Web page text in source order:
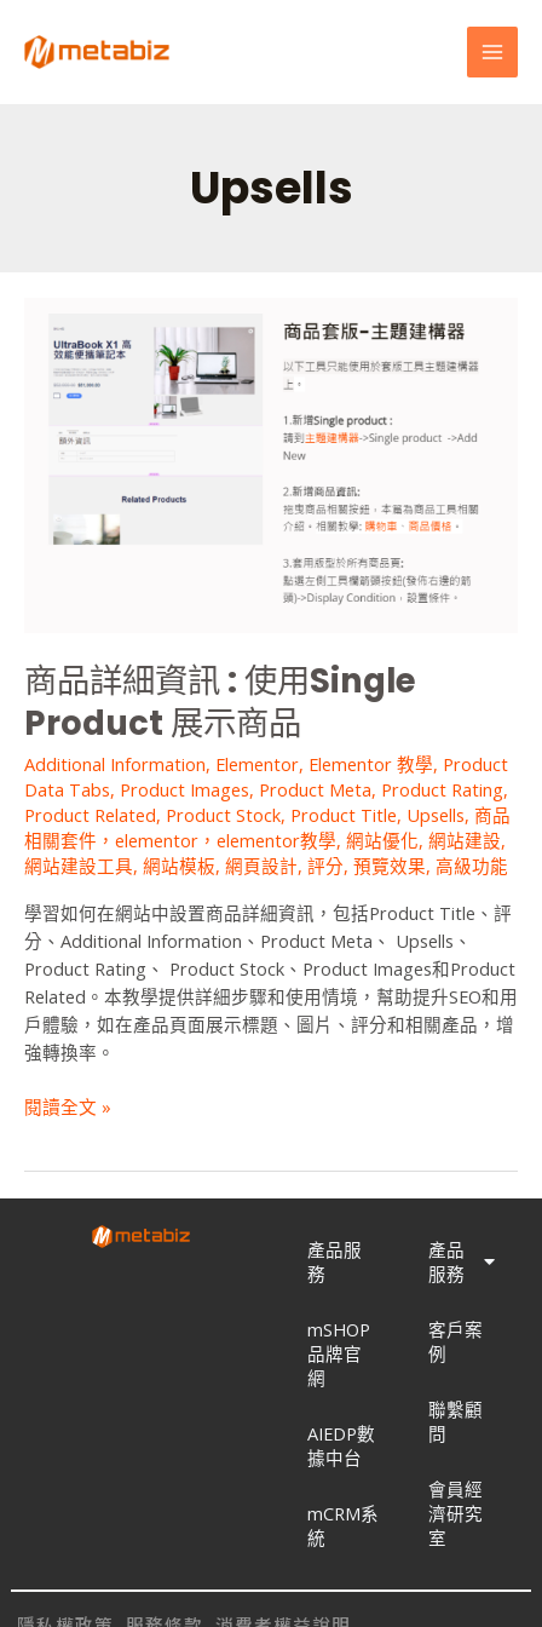
Upsells
商品詳細資訊 : 使用Single
Product 展示商品
Additional Information, Elementor, Elementor 教學, Product
Data Tabs, Product Images, Product Meta, Product Rating,
Product Related, Product Stock, Product Title, Upsells, 商品
相關套件，elementor，elementor教學, 網站優化, 網站建設,
網站建設工具, 網站模板, 網頁設計, 評分, 預覽效果, 高級功能
學習如何在網站中設置商品詳細資訊，包括Product Title、評
分、Additional Information、Product Meta、 Upsells、
Product Rating、 Product Stock、Product Images和Product
Related。本教學提供詳細步驟和使用情境，幫助提升SEO和用
戶體驗，如在產品頁面展示標題、圖片、評分和相關產品，增
強轉換率。
商
品
閱讀全文 »
產品服
務
mSHOP
品牌官
網
AIEDP數
據中台
mCRM系
統
產品
服務
客戶案
例
聯繫顧
問
會員經
濟研究
室